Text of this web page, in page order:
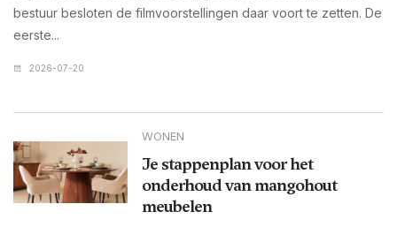
bestuur besloten de filmvoorstellingen daar voort te zetten. De
eerste...
2026-07-20
WONEN
Je stappenplan voor het
onderhoud van mangohout
meubelen